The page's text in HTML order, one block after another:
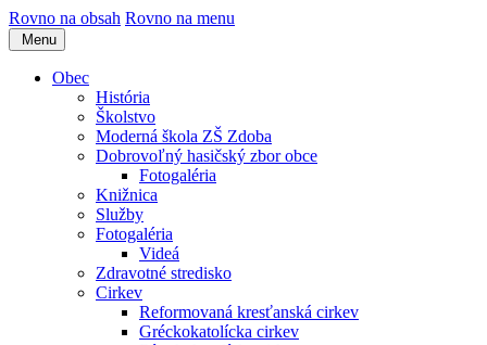
Rovno na obsah Rovno na menu
Menu
Obec
História
Školstvo
Moderná škola ZŠ Zdoba
Dobrovoľný hasičský zbor obce
Fotogaléria
Knižnica
Služby
Fotogaléria
Videá
Zdravotné stredisko
Cirkev
Reformovaná kresťanská cirkev
Gréckokatolícka cirkev